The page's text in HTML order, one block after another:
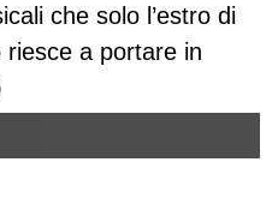
che solo l’estro di
a portare in